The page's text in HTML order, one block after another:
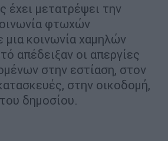
μετατρέψει την
φτωχών
μια κοινωνία χαμηλών
απέδειξαν οι απεργίες
στην εστίαση, στον
στην οικοδομή,
δημοσίου.